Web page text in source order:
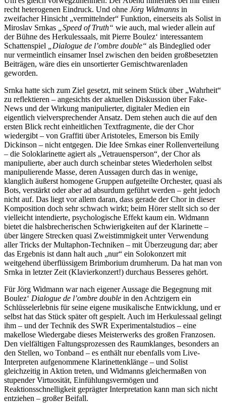
recht heterogenen Eindruck. Und ohne Jörg Widmanns in
zweifacher Hinsicht „vermittelnder“ Funktion, einerseits als Solist in
Miroslav Srnkas
„Speed of Truth“ wie auch, mal wieder allein auf
der Bühne des Herkulessaals, mit Pierre Boulez‘ interessantem
Schattenspiel
„Dialogue de l’ombre double“ als Bindeglied oder
nur vermeintlich einsamer Insel zwischen den beiden großbesetzten
Beiträgen, wäre dies ein unsortierter Gemischtwarenladen
geworden.
Srnka hatte sich zum Ziel gesetzt, mit seinem Stück über „Wahrheit“
zu reflektieren – angesichts der aktuellen Diskussion über Fake-
News und der Wirkung manipulierter, digitaler Medien ein
eigentlich vielversprechender Ansatz. Dem stehen auch die auf den
ersten Blick recht einheitlichen Textfragmente, die der Chor
wiedergibt – von Graffiti über Aristoteles, Emerson bis Emily
Dickinson – nicht entgegen. Die Idee Srnkas einer Rollenverteilung
– die Soloklarinette agiert als „Vetrauensperson“, der Chor als
manipulierte, aber auch durch scheinbar stetes Wiederholen selbst
manipulierende Masse, deren Aussagen durch das in wenige,
klanglich äußerst homogene Gruppen aufgeteilte Orchester, quasi als
Bots, verstärkt oder aber ad absurdum geführt werden – geht jedoch
nicht auf. Das liegt vor allem daran, dass gerade der Chor in dieser
Komposition doch sehr schwach wirkt; beim Hörer stellt sich so der
vielleicht intendierte, psychologische Effekt kaum ein. Widmann
bietet die halsbrecherischen Schwierigkeiten auf der Klarinette –
über längere Strecken quasi Zweistimmigkeit unter Verwendung
aller Tricks der Multaphon-Techniken – mit Überzeugung dar; aber
das Ergebnis ist dann halt auch „nur“ ein Solokonzert mit
weitgehend überflüssigem Brimborium drumherum. Da hat man von
Srnka in letzter Zeit (Klavierkonzert!) durchaus Besseres gehört.
Für Jörg Widmann war nach eigener Aussage die Begegnung mit
Boulez‘ Dialogue de l’ombre double in den Achtzigern ein
Schlüsselerlebnis für seine eigene musikalische Entwicklung, und er
selbst hat das Stück später oft gespielt. Auch im Herkulessaal gelingt
ihm – und der Technik des SWR Experimentalstudios – eine
makellose Wiedergabe dieses Meisterwerks des großen Franzosen.
Den vielfältigen Faltungsprozessen des Raumklanges, besonders an
den Stellen, wo Tonband – es enthält nur ebenfalls vom Live-
Interpreten aufgenommene Klarinettenklänge – und Solist
gleichzeitig in Aktion treten, und Widmanns gleichermaßen von
stupender Virtuosität, Einfühlungsvermögen und
Reaktionsschnelligkeit geprägter Interpretation kann man sich nicht
entziehen – großer Beifall.